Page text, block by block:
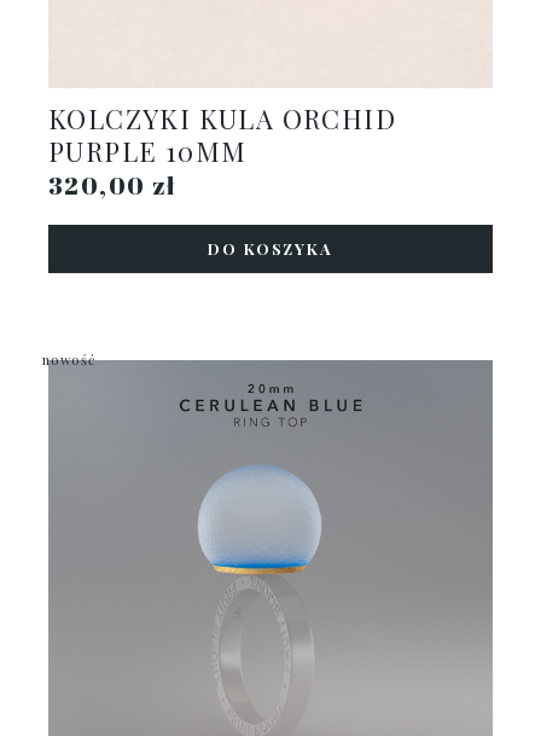
KOLCZYKI KULA ORCHID
PURPLE 10MM
320,00 zł
DO KOSZYKA
nowość